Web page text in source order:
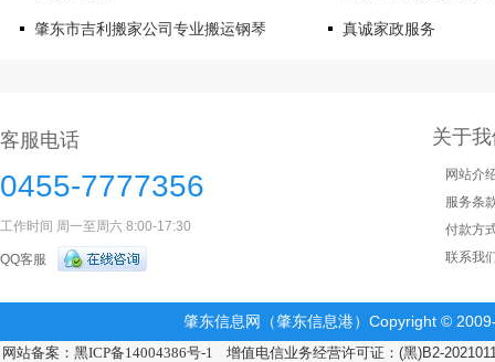
肇东市吉利搬家公司专业搬运钢琴 真诚家政服务
客服电话
0455-7777356
工作时间 周一至周六 8:00-17:30
QQ客服
关于
网站介
服务条
付款方
联系我
肇东信息网（肇东信息港）Copyright ©
网站备案：黑ICP备14004386号-1 增值电信业务经营许可证：(黑)B2-